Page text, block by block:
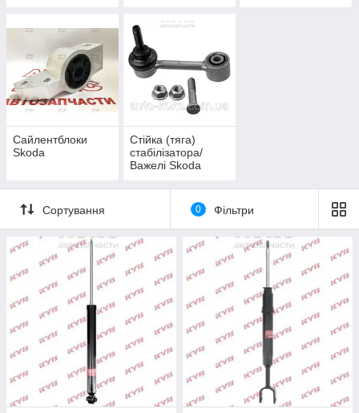
Сайлентблоки
Skoda
Стійка (тяга)
стабілізатора/
Важелі Skoda
Сортування 0 Фільтри